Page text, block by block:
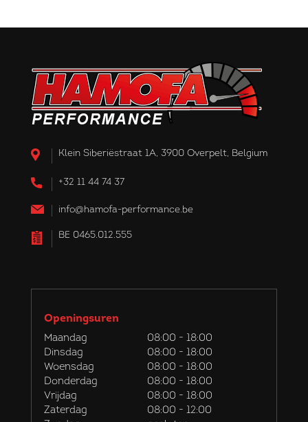
Klein Siberiëstraat 1A, 3900 Overpelt, Belgium
+32 11 44 74 37
info@hamofa-performance.be
BE 0465.012.555
Openingsuren
Maandag
08:00 - 18:00
Dinsdag
08:00 - 18:00
Woensdag
08:00 - 18:00
Donderdag
08:00 - 18:00
Vrijdag
08:00 - 18:00
Zaterdag
08:00 - 12:00